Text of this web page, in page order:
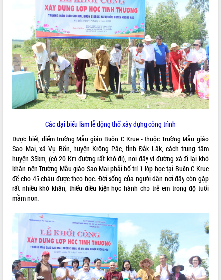
2026
Khám bệnh, cấp phát thuốc miễn phí
và tặng quà người dân xã Cư Pui
Hội nghị UBND tỉnh Đắk Lắk thường kỳ
tháng 7/2026
Lễ truy tặng danh hiệu “Bà Mẹ Việt
Lao động
UBND tỉnh Đắk Lắk triển khai nhiệm
vụ 6 tháng cuối năm 2026
Kỳ họp thứ Hai, Hội đồng nhân dân
tỉnh khóa XI quyết nghị nhiều nội dung
quan trọng
Các đại biểu làm lễ động thổ xây dựng công trình
Được biết, điểm trường Mẫu giáo Buôn C Krue - thuộc Trường Mẫu giáo
Sao Mai, xã Vụ Bổn, huyện Krông Pắc, tỉnh Đắk Lắk, cách trung tâm
huyện 35km, (có 20 Km đường rất khó đi), nơi đây vì đường xá đi lại khó
khăn nên Trường Mẫu giáo Sao Mai phải bố trí 1 lớp học tại Buôn C Krue
để cho 45 cháu được theo học. Đời sống của người dân nơi đây còn gặp
rất nhiều khó khăn, thiếu điều kiện học hành cho trẻ em trong độ tuổi
mầm non.